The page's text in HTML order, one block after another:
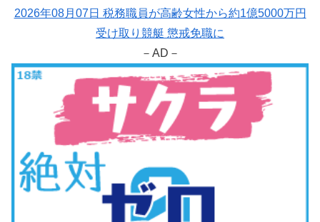
2026年08月07日 税務職員が高齢女性から約1億5000万円
受け取り競艇 懲戒免職に
－AD－